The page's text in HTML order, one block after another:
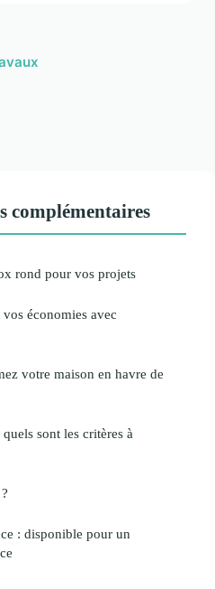
complémentaires
rond pour vos projets
économies avec
votre maison en havre de
sont les critères à
: disponible pour un